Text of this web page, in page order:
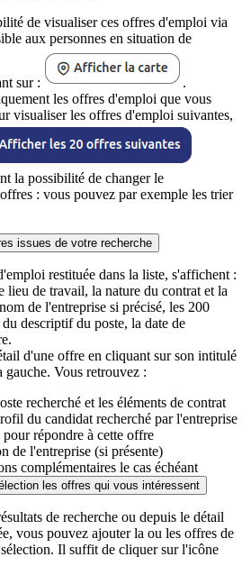
de visualiser ces offres d'emploi via
aux personnes en situation de
sur :
.
les offres d'emploi que vous
visualiser les offres d'emploi suivantes,
la possibilité de changer le
: vous pouvez par exemple les trier
issues de votre recherche
restituée dans la liste, s'affichent :
lieu de travail, la nature du contrat et la
de l'entreprise si précisé, les 200
descriptif du poste, la date de
d'une offre en cliquant sur son intitulé
gauche. Vous retrouvez :
recherché et les éléments de contrat
du candidat recherché par l'entreprise
pour répondre à cette offre
de l'entreprise (si présente)
complémentaires le cas échéant
les offres qui vous intéressent
de recherche ou depuis le détail
vous pouvez ajouter la ou les offres de
Il suffit de cliquer sur l'icône